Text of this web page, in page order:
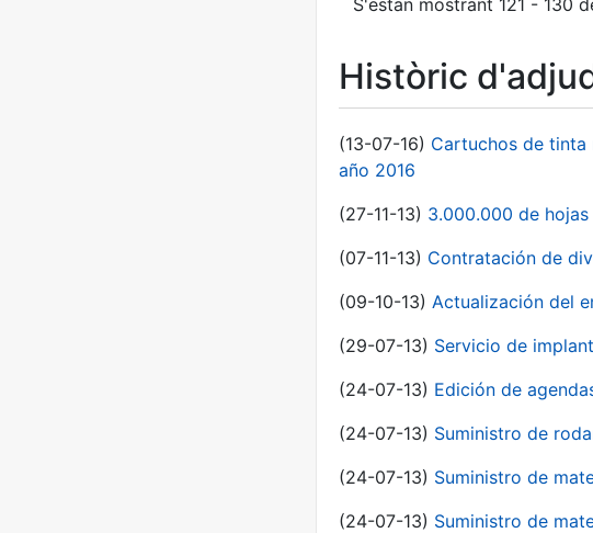
S'estan mostrant 121 - 130
Històric
(13-07-16) Cartuchos de tinta
año 2016
(27-11-13) 3.000.000 de
(07-11-13) Contratación de
(09-10-13) Actualización del
(29-07-13) Servicio de
(24-07-13) Edición de
(24-07-13) Suministro de
(24-07-13) Suministro de
(24-07-13) Suministro de